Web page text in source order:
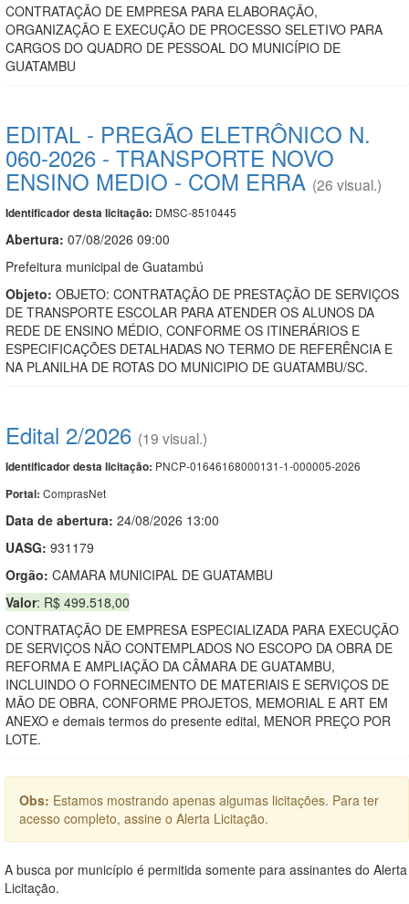
CONTRATAÇÃO DE EMPRESA PARA ELABORAÇÃO,
ORGANIZAÇÃO E EXECUÇÃO DE PROCESSO SELETIVO PARA
CARGOS DO QUADRO DE PESSOAL DO MUNICÍPIO DE
GUATAMBU
EDITAL - PREGÃO ELETRÔNICO N.
060-2026 - TRANSPORTE NOVO
ENSINO MEDIO - COM ERRA (26 visual.)
Identificador desta licitação: DMSC-8510445
Abertura: 07/08/2026 09:00
Prefeitura municipal de Guatambú
Objeto: OBJETO: CONTRATAÇÃO DE PRESTAÇÃO DE SERVIÇOS
DE TRANSPORTE ESCOLAR PARA ATENDER OS ALUNOS DA
REDE DE ENSINO MÉDIO, CONFORME OS ITINERÁRIOS E
ESPECIFICAÇÕES DETALHADAS NO TERMO DE REFERÊNCIA E
NA PLANILHA DE ROTAS DO MUNICIPIO DE GUATAMBU/SC.
Edital 2/2026 (19 visual.)
Identificador desta licitação: PNCP-01646168000131-1-000005-2026
Portal: ComprasNet
Data de abertura: 24/08/2026 13:00
UASG: 931179
Orgão: CAMARA MUNICIPAL DE GUATAMBU
Valor: R$ 499.518,00
CONTRATAÇÃO DE EMPRESA ESPECIALIZADA PARA EXECUÇÃO
DE SERVIÇOS NÃO CONTEMPLADOS NO ESCOPO DA OBRA DE
REFORMA E AMPLIAÇÃO DA CÂMARA DE GUATAMBU,
INCLUINDO O FORNECIMENTO DE MATERIAIS E SERVIÇOS DE
MÃO DE OBRA, CONFORME PROJETOS, MEMORIAL E ART EM
ANEXO e demais termos do presente edital, MENOR PREÇO POR
LOTE.
Obs: Estamos mostrando apenas algumas licitações. Para ter
acesso completo, assine o Alerta Licitação.
A busca por município é permitida somente para assinantes do Alerta
Licitação.